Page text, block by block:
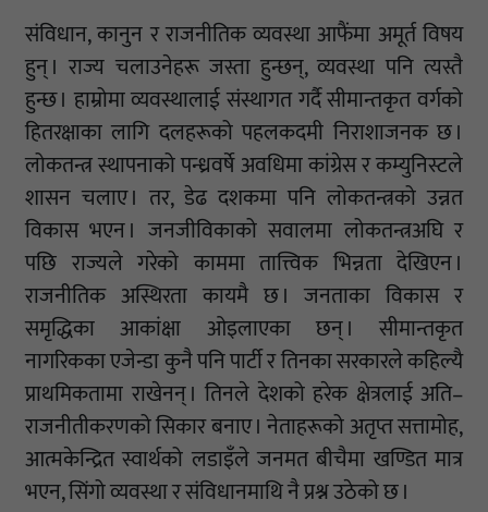
संविधान, कानुन र राजनीतिक व्यवस्था आफैंमा अमूर्त विषय
हुन् । राज्य चलाउनेहरू जस्ता हुन्छन्, व्यवस्था पनि त्यस्तै
हुन्छ । हाम्रोमा व्यवस्थालाई संस्थागत गर्दै सीमान्तकृत वर्गको
हितरक्षाका लागि दलहरूको पहलकदमी निराशाजनक छ ।
लोकतन्त्र स्थापनाको पन्ध्रवर्षे अवधिमा कांग्रेस र कम्युनिस्टले
शासन चलाए । तर, डेढ दशकमा पनि लोकतन्त्रको उन्नत
विकास भएन । जनजीविकाको सवालमा लोकतन्त्रअघि र
पछि राज्यले गरेको काममा तात्त्विक भिन्नता देखिएन ।
राजनीतिक अस्थिरता कायमै छ । जनताका विकास र
समृद्धिका आकांक्षा ओइलाएका छन् । सीमान्तकृत
नागरिकका एजेन्डा कुनै पनि पार्टी र तिनका सरकारले कहिल्यै
प्राथमिकतामा राखेनन् । तिनले देशको हरेक क्षेत्रलाई अति–
राजनीतीकरणको सिकार बनाए । नेताहरूको अतृप्त सत्तामोह,
आत्मकेन्द्रित स्वार्थको लडाइँले जनमत बीचैमा खण्डित मात्र
भएन, सिंगो व्यवस्था र संविधानमाथि नै प्रश्न उठेको छ ।